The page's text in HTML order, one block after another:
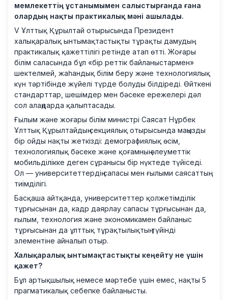
мемлекеттің ұстанымымен салыстырғанда ғана
олардың нақты практикалық мәні ашылады.
V Ұлттық Құрылтай отырысында Президент
халықаралық ынтымақтастықты тұрақты дамудың
практикалық қажеттілігі ретінде атап өтті. Жоғары
білім саласында бұл «бір реттік байланыстармен»
шектелмей, жаһандық білім беру және технологиялық
күн тәртібінде жүйелі түрде болуды білдіреді. Өйткені
стандарттар, шешімдер мен бәсеке ережелері дәл
сол алаңдарда қалыптасады.
Ғылым және жоғары білім министрі Саясат Нұрбек
Ұлттық Құрылтайдың секциялық отырысында маңызды
бір ойды нақты жеткізді: демографиялық өсім,
технологиялық бәсеке және қоғамның әлеуметтік
мобильділікке деген сұранысы бір нүктеде түйіседі.
Ол — университеттердің сапасы мен ғылыми саясаттың
тиімділігі.
Басқаша айтқанда, университеттер қолжетімділік
тұрғысынан да, кадр даярлау сапасы тұрғысынан да,
ғылым, технология және экономикамен байланыс
тұрғысынан да ұлттық тұрақтылықтың түйінді
элементіне айналып отыр.
Халықаралық ынтымақтастықты кеңейту не үшін
қажет?
Бұл артықшылық немесе мәртебе үшін емес, нақты 5
прагматикалық себепке байланысты.